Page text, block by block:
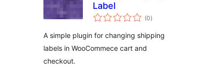
Label
(0مجموعی
درجہ
)
A simple plugin for changing shipping
labels in WooCommece cart and
checkout.